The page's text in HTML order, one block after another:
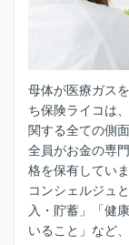
母体が医療ガス
ち保険ライコは
関する全ての側
全員がお金の専
格を保有してい
コンシェルジュ
入・貯蓄」「健
いること」など